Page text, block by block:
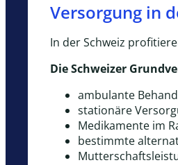
Versorgung in
In der Schweiz
Die Schweizer
ambulante
stationäre
Medikamente im
bestimmte